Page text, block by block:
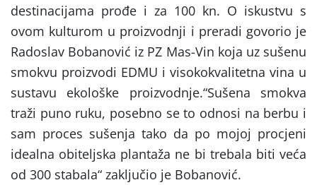
destinacijama prođe i za 100 kn. O iskustvu s
ovom kulturom u proizvodnji i preradi govorio je
Radoslav Bobanović iz PZ Mas-Vin koja uz sušenu
smokvu proizvodi EDMU i visokokvalitetna vina u
sustavu ekološke proizvodnje.“Sušena smokva
traži puno ruku, posebno se to odnosi na berbu i
sam proces sušenja tako da po mojoj procjeni
idealna obiteljska plantaža ne bi trebala biti veća
od 300 stabala“ zaključio je Bobanović.